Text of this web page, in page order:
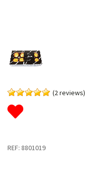
(2 reviews)
REF: 8801019